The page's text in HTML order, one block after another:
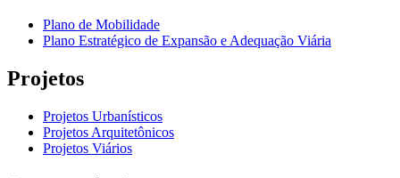
Plano de Mobilidade
Plano Estratégico de Expansão e Adequação Viária
Projetos
Projetos Urbanísticos
Projetos Arquitetônicos
Projetos Viários